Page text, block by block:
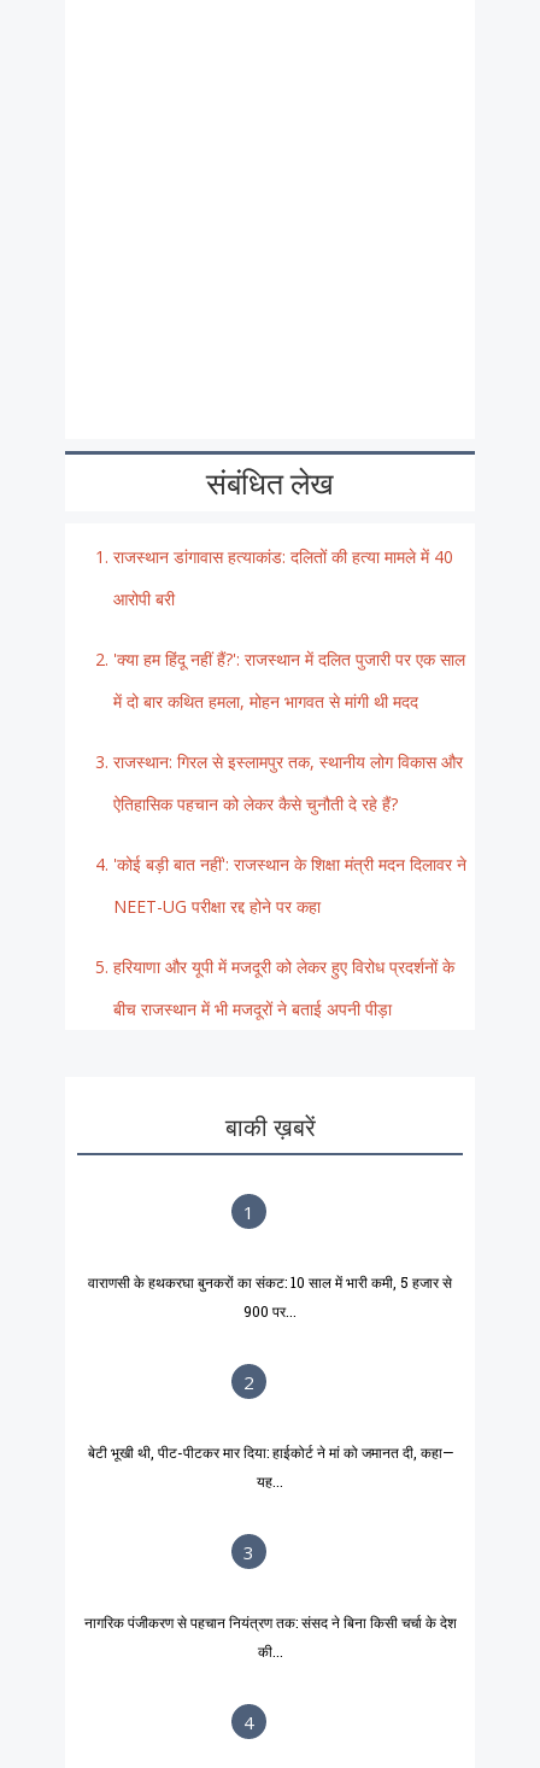
संबंधित लेख
राजस्थान डांगावास हत्याकांड: दलितों की हत्या मामले में 40
आरोपी बरी
'क्या हम हिंदू नहीं हैं?': राजस्थान में दलित पुजारी पर एक साल
में दो बार कथित हमला, मोहन भागवत से मांगी थी मदद
राजस्थान: गिरल से इस्लामपुर तक, स्थानीय लोग विकास और
ऐतिहासिक पहचान को लेकर कैसे चुनौती दे रहे हैं?
'कोई बड़ी बात नहीं': राजस्थान के शिक्षा मंत्री मदन दिलावर ने
NEET-UG परीक्षा रद्द होने पर कहा
हरियाणा और यूपी में मजदूरी को लेकर हुए विरोध प्रदर्शनों के
बीच राजस्थान में भी मजदूरों ने बताई अपनी पीड़ा
बाकी ख़बरें
1
वाराणसी के हथकरघा बुनकरों का संकट: 10 साल में भारी कमी, 5 हजार से
900 पर...
2
बेटी भूखी थी, पीट-पीटकर मार दिया: हाईकोर्ट ने मां को जमानत दी, कहा—
यह...
3
नागरिक पंजीकरण से पहचान नियंत्रण तक: संसद ने बिना किसी चर्चा के देश
की...
4